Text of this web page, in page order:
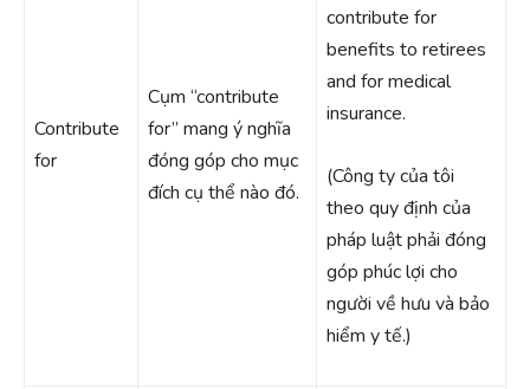
Contribute
for
Cụm “contribute
for” mang ý nghĩa
đóng góp cho mục
đích cụ thể nào đó.
contribute for
benefits to retirees
and for medical
insurance.
(Công ty của tôi
theo quy định của
pháp luật phải đóng
góp phúc lợi cho
người về hưu và bảo
hiểm y tế.)